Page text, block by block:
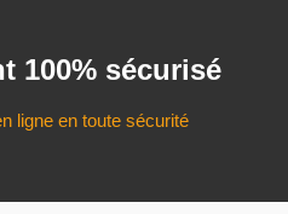
100% sécurisé
ligne en toute sécurité